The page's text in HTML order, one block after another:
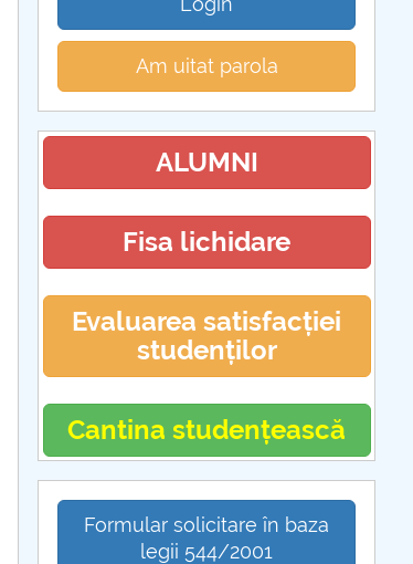
Am uitat parola
ALUMNI
Fisa lichidare
Evaluarea satisfacției
studenților
Cantina studențească
Formular solicitare în baza
legii 544/2001